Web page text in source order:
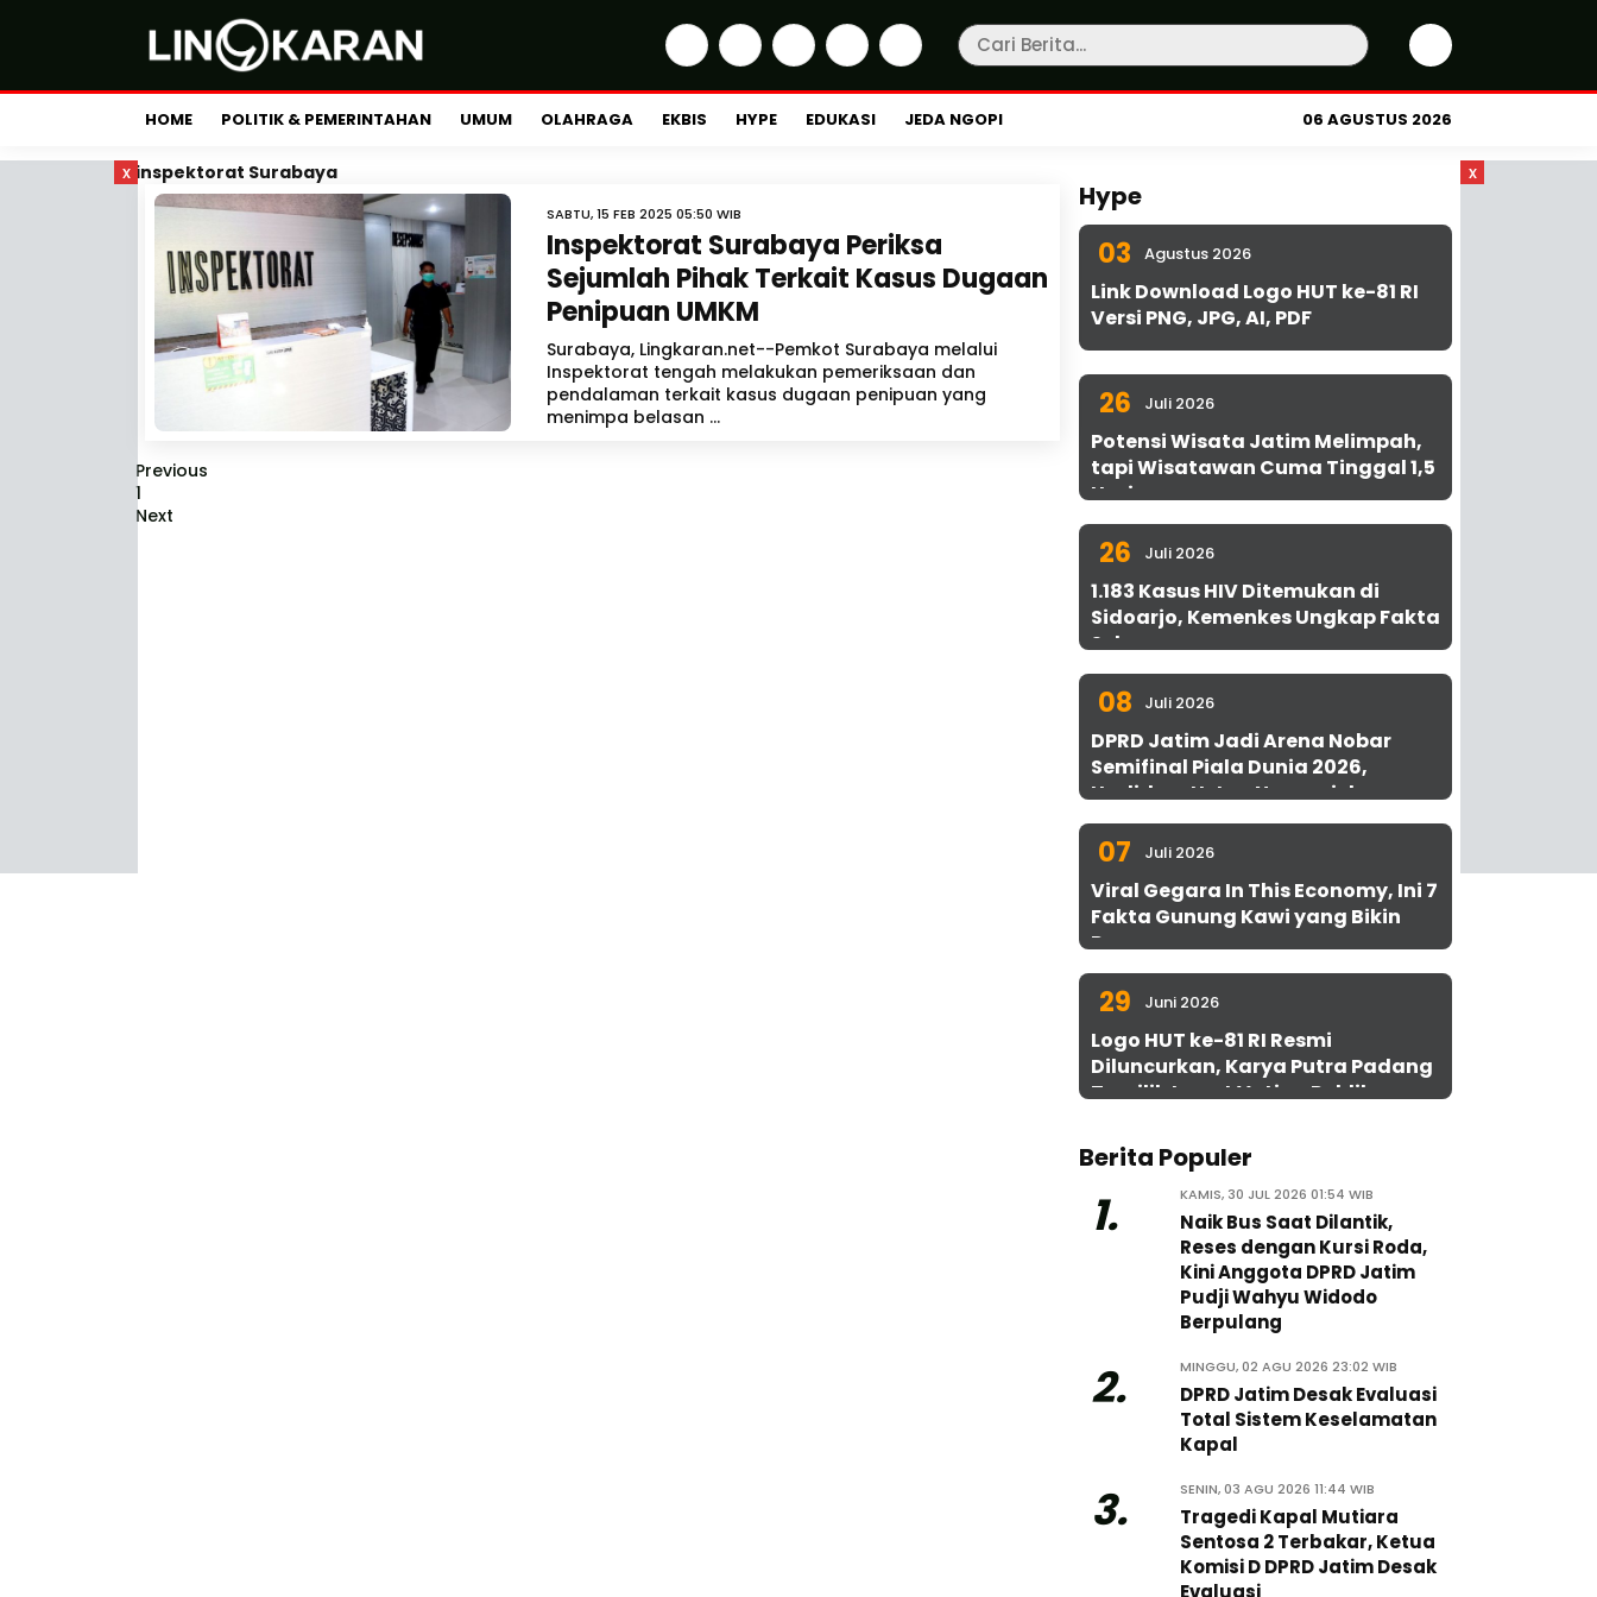
HOME POLITIK & PEMERINTAHAN UMUM OLAHRAGA EKBIS HYPE EDUKASI JEDA NGOPI 06 AGUSTUS 2026
x x
inspektorat Surabaya
SABTU, 15 FEB 2025 05:50 WIB
Inspektorat Surabaya Periksa
Sejumlah Pihak Terkait Kasus Dugaan
Penipuan UMKM
Surabaya, Lingkaran.net--Pemkot Surabaya melalui
Inspektorat tengah melakukan pemeriksaan dan
pendalaman terkait kasus dugaan penipuan yang
menimpa belasan ...
Previous
1
Next
Hype
03 Agustus 2026
Link Download Logo HUT ke-81 RI
Versi PNG, JPG, AI, PDF
26 Juli 2026
Potensi Wisata Jatim Melimpah,
tapi Wisatawan Cuma Tinggal 1,5
Hari
26 Juli 2026
1.183 Kasus HIV Ditemukan di
Sidoarjo, Kemenkes Ungkap Fakta
Sebenarnya
08 Juli 2026
DPRD Jatim Jadi Arena Nobar
Semifinal Piala Dunia 2026,
Hadirkan Uston Nawawi dan
UMKM Gratis untuk 1.000 Warga
07 Juli 2026
Viral Gegara In This Economy, Ini 7
Fakta Gunung Kawi yang Bikin
Penasaran
29 Juni 2026
Logo HUT ke-81 RI Resmi
Diluncurkan, Karya Putra Padang
Terpilih Lewat Voting Publik
Berita Populer
1. KAMIS, 30 JUL 2026 01:54 WIB
Naik Bus Saat Dilantik,
Reses dengan Kursi Roda,
Kini Anggota DPRD Jatim
Pudji Wahyu Widodo
Berpulang
2. MINGGU, 02 AGU 2026 23:02 WIB
DPRD Jatim Desak Evaluasi
Total Sistem Keselamatan
Kapal
3. SENIN, 03 AGU 2026 11:44 WIB
Tragedi Kapal Mutiara
Sentosa 2 Terbakar, Ketua
Komisi D DPRD Jatim Desak
Evaluasi